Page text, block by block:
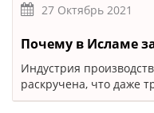
27 Октябрь 2021
Почему в Исламе
Индустрия
раскручена, что даже